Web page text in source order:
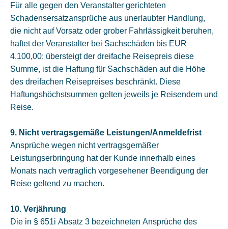
Für alle gegen den Veranstalter gerichteten
Schadensersatzansprüche aus unerlaubter Handlung,
die nicht auf Vorsatz oder grober Fahrlässigkeit beruhen,
haftet der Veranstalter bei Sachschäden bis EUR
4.100,00; übersteigt der dreifache Reisepreis diese
Summe, ist die Haftung für Sachschäden auf die Höhe
des dreifachen Reisepreises beschränkt. Diese
Haftungshöchstsummen gelten jeweils je Reisendem und
Reise.
9. Nicht vertragsgemäße Leistungen/Anmeldefrist
Ansprüche wegen nicht vertragsgemäßer
Leistungserbringung hat der Kunde innerhalb eines
Monats nach vertraglich vorgesehener Beendigung der
Reise geltend zu machen.
10. Verjährung
Die in § 651i Absatz 3 bezeichneten Ansprüche des